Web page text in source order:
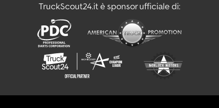
TruckScout24.it è sponsor ufficiale di: